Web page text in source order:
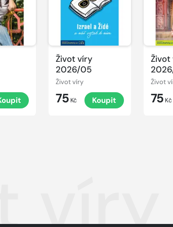
Život víry
2026/05
Život víry
75 Kč Koupit
Život
Život
75 Kč